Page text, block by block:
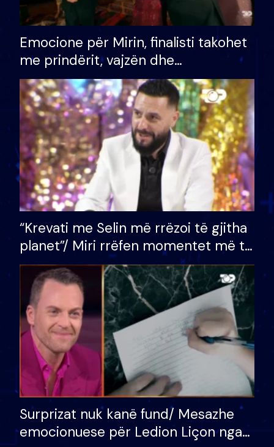
Emocione për Mirin, finalisti takohet
me prindërit, vajzën dhe
bashkëshorten: S’kemi ndonjë letër
divorci apo jo?
“Krevati me Selin më rrëzoi të gjitha
planet”/ Miri rrëfen momentet më të
bukura në shtëpinë e BB VIP: Do më
mungojë zilja e mëngjesit kur…
Surprizat nuk kanë fund/ Mesazhe
emocionuese për Ledion Liçon nga